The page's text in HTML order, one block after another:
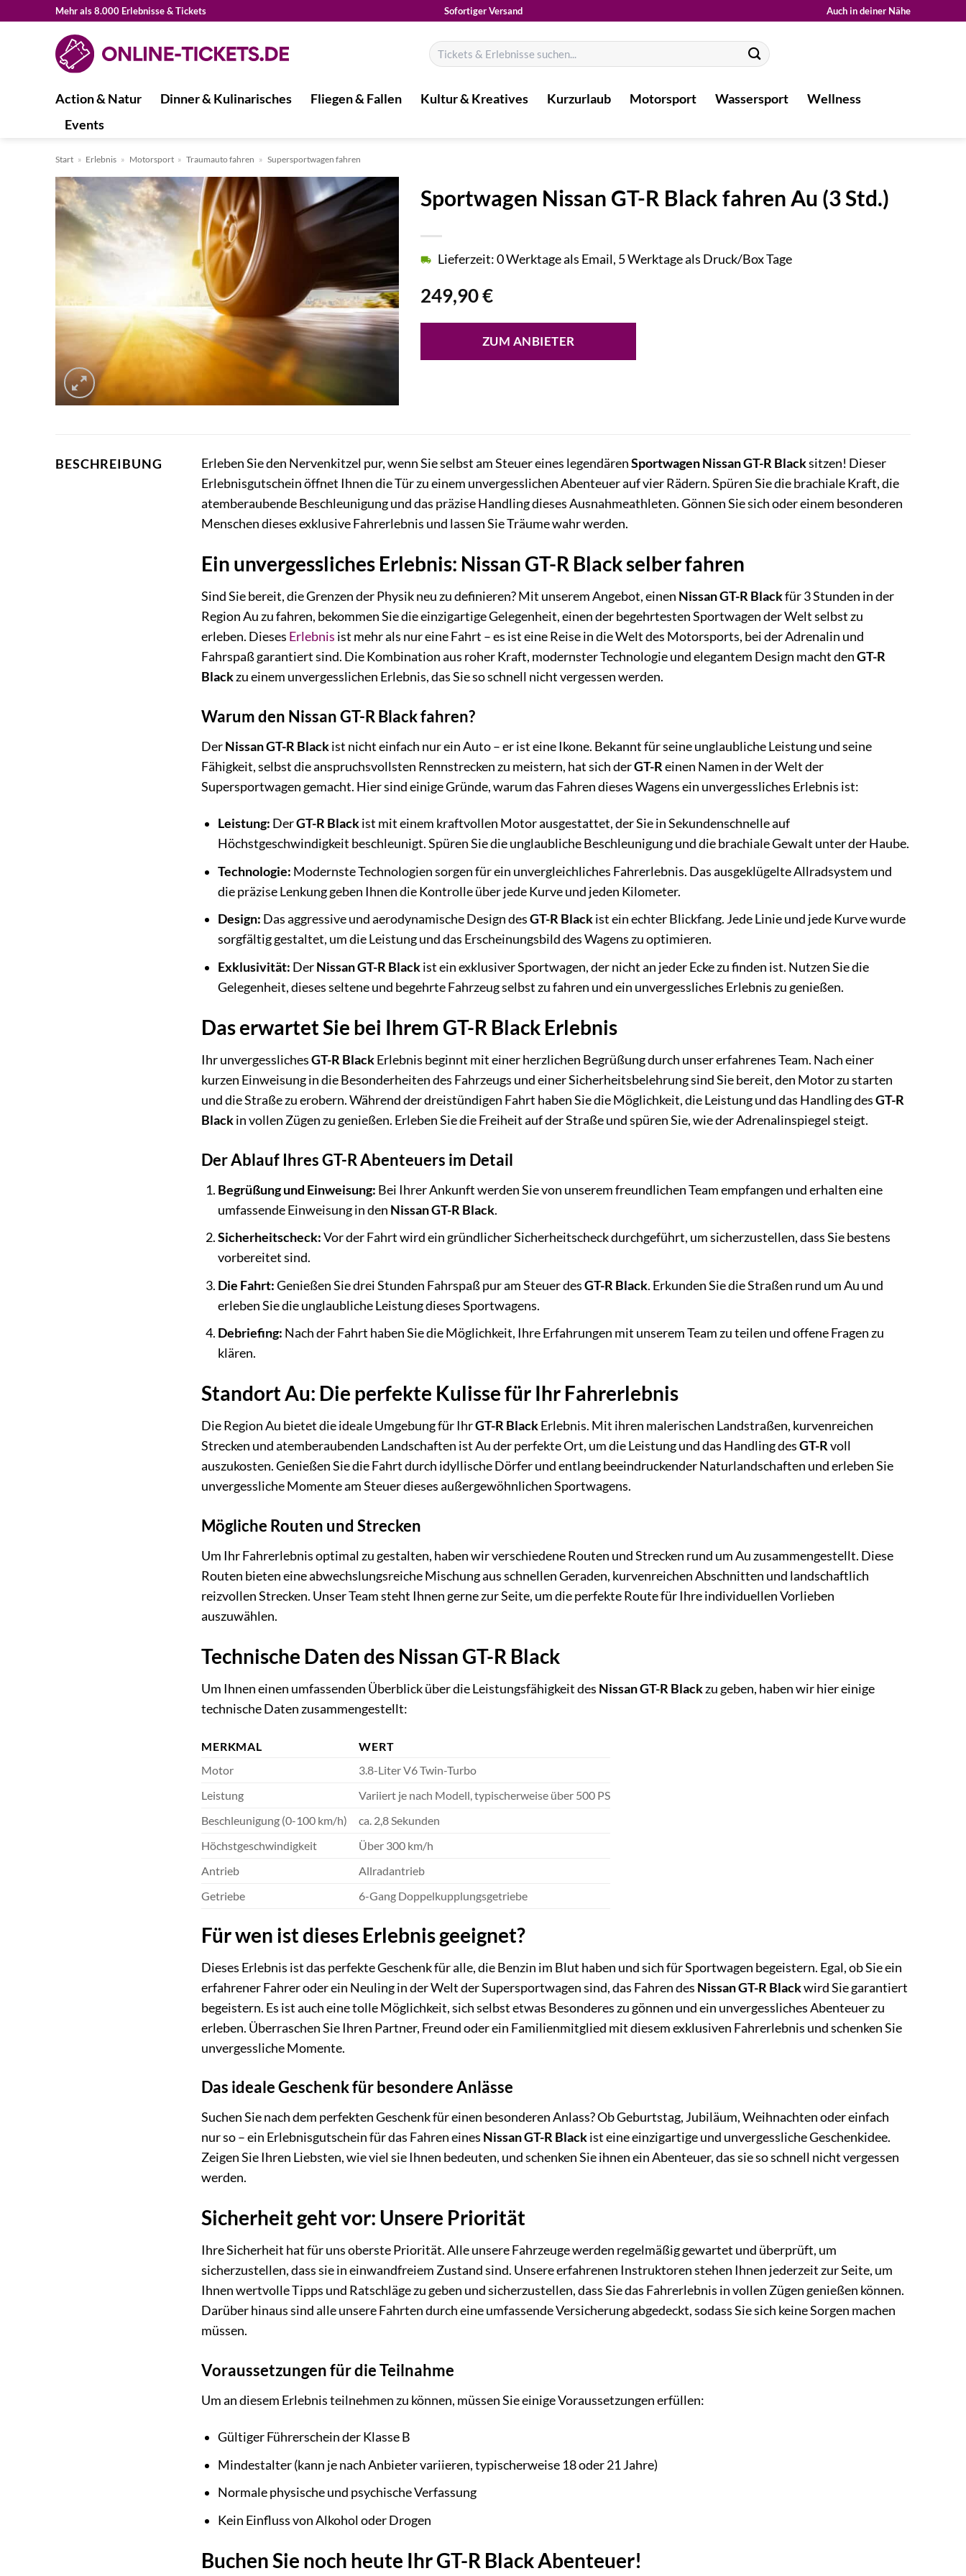
Mehr als 8.000 Erlebnisse & Tickets Sofortiger Versand Auch in deiner Nähe
Suchen
nach:
Action & Natur Dinner & Kulinarisches Fliegen & Fallen Kultur & Kreatives Kurzurlaub Motorsport Wassersport
Wellness
Events
Start » Erlebnis » Motorsport » Traumauto fahren » Supersportwagen fahren
Sportwagen Nissan GT-R Black fahren Au (3 Std.)
249,90€
Lieferzeit: 0 Werktage als Email, 5 Werktage als Druck/Box Tage
ZUM ANBIETER
BESCHREIBUNG Erleben Sie den Nervenkitzel pur, wenn Sie selbst am Steuer eines legendärenSportwagen Nissan GT-R Blacksitzen! Dieser
Erlebnisgutschein öffnet Ihnen die Tür zu einem unvergesslichen Abenteuer auf vier Rädern. Spüren Sie die brachiale Kraft, die
atemberaubende Beschleunigung und das präzise Handling dieses Ausnahmeathleten. Gönnen Sie sich oder einem besonderen
Menschen dieses exklusive Fahrerlebnis und lassen Sie Träume wahr werden.
Ein unvergessliches Erlebnis: Nissan GT-R Black selber fahren
Sind Sie bereit, die Grenzen der Physik neu zu definieren? Mit unserem Angebot, einen Nissan GT-R Blackfür 3 Stunden in der
Region Au zu fahren, bekommen Sie die einzigartige Gelegenheit, einen der begehrtesten Sportwagen der Welt selbst zu
erleben. Dieses Erlebnis ist mehr als nur eine Fahrt – es ist eine Reise in die Welt des Motorsports, bei der Adrenalin und
Fahrspaß garantiert sind. Die Kombination aus roher Kraft, modernster Technologie und elegantem Design macht denGT-R
Blackzu einem unvergesslichen Erlebnis, das Sie so schnell nicht vergessen werden.
Warum den Nissan GT-R Black fahren?
DerNissan GT-R Blackist nicht einfach nur ein Auto – er ist eine Ikone. Bekannt für seine unglaubliche Leistung und seine
Fähigkeit, selbst die anspruchsvollsten Rennstrecken zu meistern, hat sich derGT-Reinen Namen in der Welt der
Supersportwagen gemacht. Hier sind einige Gründe, warum das Fahren dieses Wagens ein unvergessliches Erlebnis ist:
Leistung: DerGT-R Blackist mit einem kraftvollen Motor ausgestattet, der Sie in Sekundenschnelle auf
Höchstgeschwindigkeit beschleunigt. Spüren Sie die unglaubliche Beschleunigung und die brachiale Gewalt unter der Haube.
Technologie: Modernste Technologien sorgen für ein unvergleichliches Fahrerlebnis. Das ausgeklügelte Allradsystem und
die präzise Lenkung geben Ihnen die Kontrolle über jede Kurve und jeden Kilometer.
Design: Das aggressive und aerodynamische Design desGT-R Blackist ein echter Blickfang. Jede Linie und jede Kurve wurde
sorgfältig gestaltet, um die Leistung und das Erscheinungsbild des Wagens zu optimieren.
Exklusivität: DerNissan GT-R Blackist ein exklusiver Sportwagen, der nicht an jeder Ecke zu finden ist. Nutzen Sie die
Gelegenheit, dieses seltene und begehrte Fahrzeug selbst zu fahren und ein unvergessliches Erlebnis zu genießen.
Das erwartet Sie bei Ihrem GT-R Black Erlebnis
Ihr unvergesslichesGT-R BlackErlebnis beginnt mit einer herzlichen Begrüßung durch unser erfahrenes Team. Nach einer
kurzen Einweisung in die Besonderheiten des Fahrzeugs und einer Sicherheitsbelehrung sind Sie bereit, den Motor zu starten
und die Straße zu erobern. Während der dreistündigen Fahrt haben Sie die Möglichkeit, die Leistung und das Handling desGT-R
Blackin vollen Zügen zu genießen. Erleben Sie die Freiheit auf der Straße und spüren Sie, wie der Adrenalinspiegel steigt.
Der Ablauf Ihres GT-R Abenteuers im Detail
Begrüßung und Einweisung: Bei Ihrer Ankunft werden Sie von unserem freundlichen Team empfangen und erhalten eine
umfassende Einweisung in den Nissan GT-R Black.
Sicherheitscheck:Vor der Fahrt wird ein gründlicher Sicherheitscheck durchgeführt, um sicherzustellen, dass Sie bestens
vorbereitet sind.
Die Fahrt:Genießen Sie drei Stunden Fahrspaß pur am Steuer desGT-R Black. Erkunden Sie die Straßen rund um Au und
erleben Sie die unglaubliche Leistung dieses Sportwagens.
Debriefing: Nach der Fahrt haben Sie die Möglichkeit, Ihre Erfahrungen mit unserem Team zu teilen und offene Fragen zu
klären.
Standort Au: Die perfekte Kulisse für Ihr Fahrerlebnis
Die Region Au bietet die ideale Umgebung für IhrGT-R BlackErlebnis. Mit ihren malerischen Landstraßen, kurvenreichen
Strecken und atemberaubenden Landschaften ist Au der perfekte Ort, um die Leistung und das Handling desGT-Rvoll
auszukosten. Genießen Sie die Fahrt durch idyllische Dörfer und entlang beeindruckender Naturlandschaften und erleben Sie
unvergessliche Momente am Steuer dieses außergewöhnlichen Sportwagens.
Mögliche Routen und Strecken
Um Ihr Fahrerlebnis optimal zu gestalten, haben wir verschiedene Routen und Strecken rund um Au zusammengestellt. Diese
Routen bieten eine abwechslungsreiche Mischung aus schnellen Geraden, kurvenreichen Abschnitten und landschaftlich
reizvollen Strecken. Unser Team steht Ihnen gerne zur Seite, um die perfekte Route für Ihre individuellen Vorlieben
auszuwählen.
Technische Daten des Nissan GT-R Black
Um Ihnen einen umfassenden Überblick über die Leistungsfähigkeit des Nissan GT-R Blackzu geben, haben wir hier einige
technische Daten zusammengestellt:
MERKMAL
WERT
Motor
3.8-Liter V6 Twin-Turbo
Leistung
Variiert je nach Modell, typischerweise über 500 PS
Beschleunigung (0-100 km/h)
ca. 2,8 Sekunden
Höchstgeschwindigkeit
Über 300 km/h
Antrieb
Allradantrieb
Getriebe
6-Gang Doppelkupplungsgetriebe
Für wen ist dieses Erlebnis geeignet?
Dieses Erlebnis ist das perfekte Geschenk für alle, die Benzin im Blut haben und sich für Sportwagen begeistern. Egal, ob Sie ein
erfahrener Fahrer oder ein Neuling in der Welt der Supersportwagen sind, das Fahren des Nissan GT-R Blackwird Sie garantiert
begeistern. Es ist auch eine tolle Möglichkeit, sich selbst etwas Besonderes zu gönnen und ein unvergessliches Abenteuer zu
erleben. Überraschen Sie Ihren Partner, Freund oder ein Familienmitglied mit diesem exklusiven Fahrerlebnis und schenken Sie
unvergessliche Momente.
Das ideale Geschenk für besondere Anlässe
Suchen Sie nach dem perfekten Geschenk für einen besonderen Anlass? Ob Geburtstag, Jubiläum, Weihnachten oder einfach
nur so – ein Erlebnisgutschein für das Fahren eines Nissan GT-R Blackist eine einzigartige und unvergessliche Geschenkidee.
Zeigen Sie Ihren Liebsten, wie viel sie Ihnen bedeuten, und schenken Sie ihnen ein Abenteuer, das sie so schnell nicht vergessen
werden.
Sicherheit geht vor: Unsere Priorität
Ihre Sicherheit hat für uns oberste Priorität. Alle unsere Fahrzeuge werden regelmäßig gewartet und überprüft, um
sicherzustellen, dass sie in einwandfreiem Zustand sind. Unsere erfahrenen Instruktoren stehen Ihnen jederzeit zur Seite, um
Ihnen wertvolle Tipps und Ratschläge zu geben und sicherzustellen, dass Sie das Fahrerlebnis in vollen Zügen genießen können.
Darüber hinaus sind alle unsere Fahrten durch eine umfassende Versicherung abgedeckt, sodass Sie sich keine Sorgen machen
müssen.
Voraussetzungen für die Teilnahme
Um an diesem Erlebnis teilnehmen zu können, müssen Sie einige Voraussetzungen erfüllen:
Gültiger Führerschein der Klasse B
Mindestalter (kann je nach Anbieter variieren, typischerweise 18 oder 21 Jahre)
Normale physische und psychische Verfassung
Kein Einfluss von Alkohol oder Drogen
Buchen Sie noch heute Ihr GT-R Black Abenteuer!